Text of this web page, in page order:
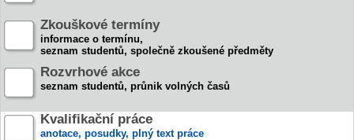
Zkouškové termíny
informace o termínu,
seznam studentů, společně zkoušené předměty
Rozvrhové akce
seznam studentů, průnik volných časů
Kvalifikační práce
anotace, posudky, plný text práce